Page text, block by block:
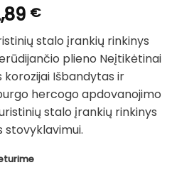
€
stalo įrankių rinkinys
plieno Neįtikėtinai
Išbandytas ir
hercogo apdovanojimo
stalo įrankių rinkinys
stovyklavimui.